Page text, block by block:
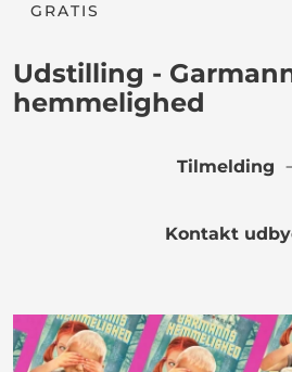
GRATIS
Udstilling -
hemmelighed
Tilmelding
Kontakt